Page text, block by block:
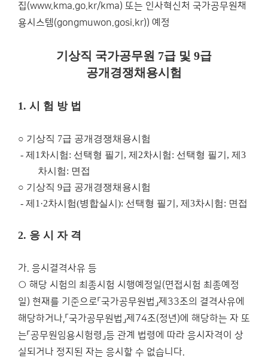
집(www.kma.go.kr/kma) 또는 인사혁신처 국가공무원채
용시스템(gongmuwon.gosi.kr)) 예정
기상직 국가공무원 7급 및 9급
공개경쟁채용시험
1. 시 험 방 법
○ 기상직 7급 공개경쟁채용시험
- 제 1 차시험: 선택형 필기 , 제 2차시험: 선택형 필기 , 제 3
차시험: 면접
○ 기상직 9급 공개경쟁채용시험
- 제 1·2차시험(병합실시 ): 선택형 필기 , 제 3차시험: 면접
2. 응 시 자 격
가. 응시결격사유 등
○ 해당 시험의 최종시험 시행예정일(면접시험 최종예정
일) 현재를 기준으로「국가공무원법」제33조의 결격사유에
해당하거나,「국가공무원법」제74조(정년)에 해당하는 자 또
는「공무원임용시험령」등 관계 법령에 따라 응시자격이 상
실되거나 정지된 자는 응시할 수 없습니다.